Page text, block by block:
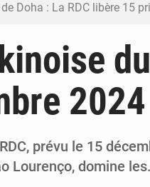
: La RDC libère 15 prisonniers et réaffirme sa
des analyses croisées après des allégations sur
d’Africains protègent et font
du
2024
prévu le 15
Lourenço, domine